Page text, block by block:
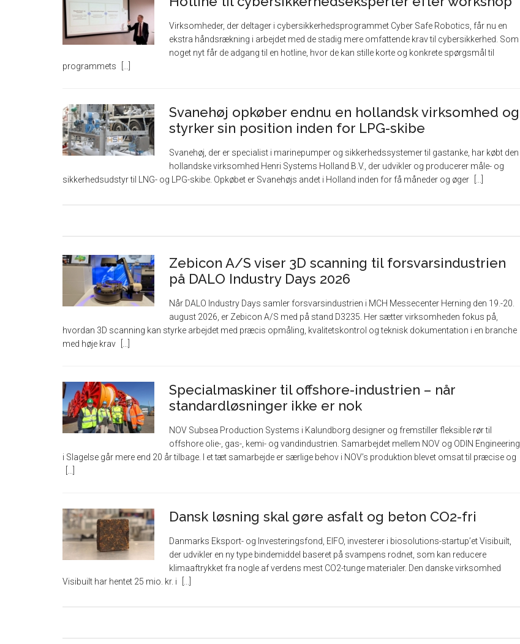
Virksomheder, der deltager i cybersikkerhedsprogrammet Cyber Safe Robotics, får nu en
ekstra håndsrækning i arbejdet med de stadig mere omfattende krav til cybersikkerhed. Som
noget nyt får de adgang til en hotline, hvor de kan stille korte og konkrete spørgsmål til
programmets
Svanehøj opkøber endnu en hollandsk virksomhed og
styrker sin position inden for LPG-skibe
Svanehøj, der er specialist i marinepumper og sikkerhedssystemer til gastanke, har købt den
hollandske virksomhed Henri Systems Holland B.V., der udvikler og producerer måle- og
sikkerhedsudstyr til LNG- og LPG-skibe. Opkøbet er Svanehøjs andet i Holland inden for få måneder og øger
Zebicon A/S viser 3D scanning til forsvarsindustrien
på DALO Industry Days 2026
Når DALO Industry Days samler forsvarsindustrien i MCH Messecenter Herning den 19.-20.
august 2026, er Zebicon A/S med på stand D3235. Her sætter virksomheden fokus på,
hvordan 3D scanning kan styrke arbejdet med præcis opmåling, kvalitetskontrol og teknisk dokumentation i en branche
med høje krav
Specialmaskiner til offshore-industrien – når
standardløsninger ikke er nok
NOV Subsea Production Systems i Kalundborg designer og fremstiller fleksible rør til
offshore olie-, gas-, kemi- og vandindustrien. Samarbejdet mellem NOV og ODIN Engineering
i Slagelse går mere end 20 år tilbage. I et tæt samarbejde er særlige behov i NOV’s produktion blevet omsat til præcise og
Dansk løsning skal gøre asfalt og beton CO2-fri
Danmarks Eksport- og Investeringsfond, EIFO, investerer i biosolutions-startup’et Visibuilt,
der udvikler en ny type bindemiddel baseret på svampens rodnet, som kan reducere
klimaaftrykket fra nogle af verdens mest CO2-tunge materialer. Den danske virksomhed
Visibuilt har hentet 25 mio. kr. i